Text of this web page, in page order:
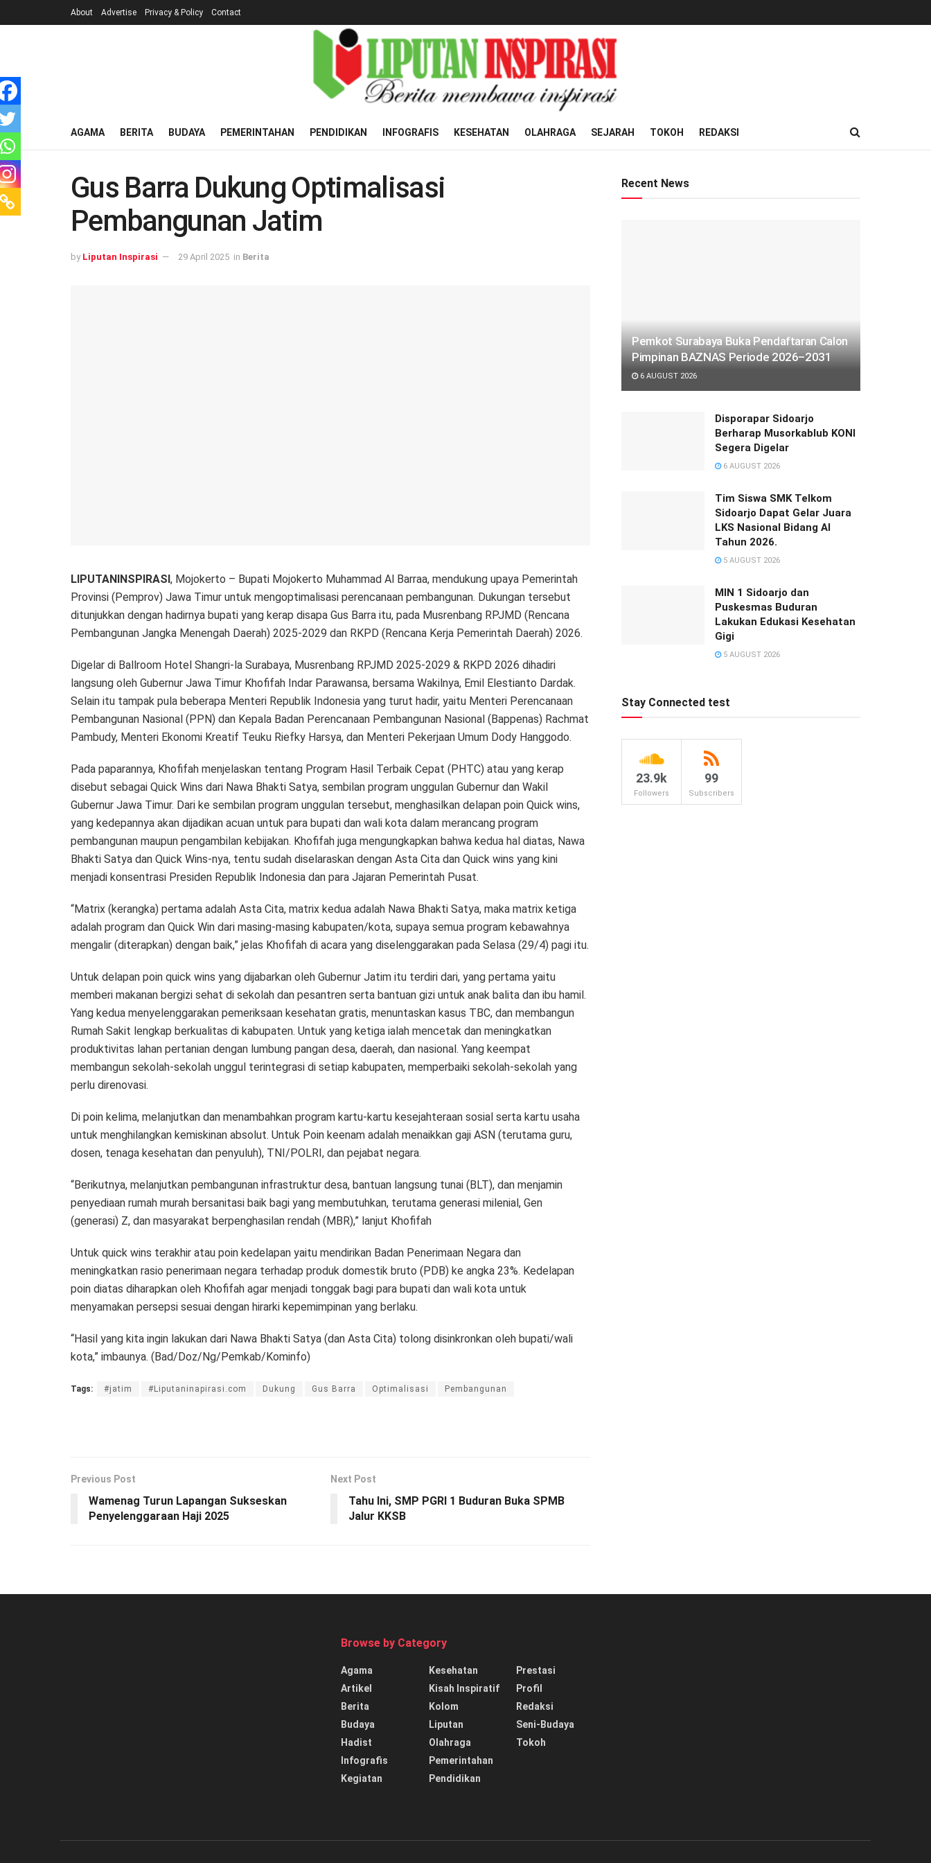
About Advertise Privacy & Policy Contact
AGAMA BERITA BUDAYA PEMERINTAHAN PENDIDIKAN INFOGRAFIS KESEHATAN OLAHRAGA SEJARAH TOKOH REDAKSI
Gus Barra Dukung Optimalisasi
Pembangunan Jatim
by Liputan Inspirasi 29 April 2025 in Berita
LIPUTANINSPIRASI, Mojokerto – Bupati Mojokerto Muhammad Al Barraa, mendukung upaya Pemerintah
Provinsi (Pemprov) Jawa Timur untuk mengoptimalisasi perencanaan pembangunan. Dukungan tersebut
ditunjukkan dengan hadirnya bupati yang kerap disapa Gus Barra itu, pada Musrenbang RPJMD (Rencana
Pembangunan Jangka Menengah Daerah) 2025-2029 dan RKPD (Rencana Kerja Pemerintah Daerah) 2026.
Digelar di Ballroom Hotel Shangri-la Surabaya, Musrenbang RPJMD 2025-2029 & RKPD 2026 dihadiri
langsung oleh Gubernur Jawa Timur Khofifah Indar Parawansa, bersama Wakilnya, Emil Elestianto Dardak.
Selain itu tampak pula beberapa Menteri Republik Indonesia yang turut hadir, yaitu Menteri Perencanaan
Pembangunan Nasional (PPN) dan Kepala Badan Perencanaan Pembangunan Nasional (Bappenas) Rachmat
Pambudy, Menteri Ekonomi Kreatif Teuku Riefky Harsya, dan Menteri Pekerjaan Umum Dody Hanggodo.
Pada paparannya, Khofifah menjelaskan tentang Program Hasil Terbaik Cepat (PHTC) atau yang kerap
disebut sebagai Quick Wins dari Nawa Bhakti Satya, sembilan program unggulan Gubernur dan Wakil
Gubernur Jawa Timur. Dari ke sembilan program unggulan tersebut, menghasilkan delapan poin Quick wins,
yang kedepannya akan dijadikan acuan untuk para bupati dan wali kota dalam merancang program
pembangunan maupun pengambilan kebijakan. Khofifah juga mengungkapkan bahwa kedua hal diatas, Nawa
Bhakti Satya dan Quick Wins-nya, tentu sudah diselaraskan dengan Asta Cita dan Quick wins yang kini
menjadi konsentrasi Presiden Republik Indonesia dan para Jajaran Pemerintah Pusat.
“Matrix (kerangka) pertama adalah Asta Cita, matrix kedua adalah Nawa Bhakti Satya, maka matrix ketiga
adalah program dan Quick Win dari masing-masing kabupaten/kota, supaya semua program kebawahnya
mengalir (diterapkan) dengan baik,” jelas Khofifah di acara yang diselenggarakan pada Selasa (29/4) pagi itu.
Untuk delapan poin quick wins yang dijabarkan oleh Gubernur Jatim itu terdiri dari, yang pertama yaitu
memberi makanan bergizi sehat di sekolah dan pesantren serta bantuan gizi untuk anak balita dan ibu hamil.
Yang kedua menyelenggarakan pemeriksaan kesehatan gratis, menuntaskan kasus TBC, dan membangun
Rumah Sakit lengkap berkualitas di kabupaten. Untuk yang ketiga ialah mencetak dan meningkatkan
produktivitas lahan pertanian dengan lumbung pangan desa, daerah, dan nasional. Yang keempat
membangun sekolah-sekolah unggul terintegrasi di setiap kabupaten, memperbaiki sekolah-sekolah yang
perlu direnovasi.
Di poin kelima, melanjutkan dan menambahkan program kartu-kartu kesejahteraan sosial serta kartu usaha
untuk menghilangkan kemiskinan absolut. Untuk Poin keenam adalah menaikkan gaji ASN (terutama guru,
dosen, tenaga kesehatan dan penyuluh), TNI/POLRI, dan pejabat negara.
“Berikutnya, melanjutkan pembangunan infrastruktur desa, bantuan langsung tunai (BLT), dan menjamin
penyediaan rumah murah bersanitasi baik bagi yang membutuhkan, terutama generasi milenial, Gen
(generasi) Z, dan masyarakat berpenghasilan rendah (MBR),” lanjut Khofifah
Untuk quick wins terakhir atau poin kedelapan yaitu mendirikan Badan Penerimaan Negara dan
meningkatkan rasio penerimaan negara terhadap produk domestik bruto (PDB) ke angka 23%. Kedelapan
poin diatas diharapkan oleh Khofifah agar menjadi tonggak bagi para bupati dan wali kota untuk
menyamakan persepsi sesuai dengan hirarki kepemimpinan yang berlaku.
“Hasil yang kita ingin lakukan dari Nawa Bhakti Satya (dan Asta Cita) tolong disinkronkan oleh bupati/wali
kota,” imbaunya. (Bad/Doz/Ng/Pemkab/Kominfo)
Tags: #jatim #Liputaninapirasi.com Dukung Gus Barra Optimalisasi Pembangunan
Previous Post
Wamenag Turun Lapangan Sukseskan
Penyelenggaraan Haji 2025
Next Post
Tahu Ini, SMP PGRI 1 Buduran Buka SPMB
Jalur KKSB
Recent News
Pemkot Surabaya Buka Pendaftaran Calon
Pimpinan BAZNAS Periode 2026–2031
6 AUGUST 2026
Disporapar Sidoarjo
Berharap Musorkablub KONI
Segera Digelar
6 AUGUST 2026
Tim Siswa SMK Telkom
Sidoarjo Dapat Gelar Juara
LKS Nasional Bidang AI
Tahun 2026.
5 AUGUST 2026
MIN 1 Sidoarjo dan
Puskesmas Buduran
Lakukan Edukasi Kesehatan
Gigi
5 AUGUST 2026
Stay Connected test
23.9k
Followers
99
Subscribers
Browse by Category
Agama
Artikel
Berita
Budaya
Hadist
Infografis
Kegiatan
Kesehatan
Kisah Inspiratif
Kolom
Liputan
Olahraga
Pemerintahan
Pendidikan
Prestasi
Profil
Redaksi
Seni-Budaya
Tokoh